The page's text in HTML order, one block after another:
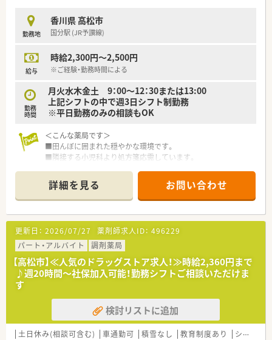
【こんな取り組みをしています】
■子育て支援の取り組みを徹底しており、仕事と家庭の両立を支
■従業員の働きやすさを追求し、提携する保育園や自社での託児
所運営などを通じて労働環境の改善を進めています。
理を効率化し、サービスの質向上に努めています。
勤務地
香川県 高松市
国分駅 (JR予讃線)
給与
時給2,300円～2,500円
※ご経験・勤務時間による
勤務
時間
月火水木金土 9：00～12：30または13:00
上記シフトの中で週3日シフト制勤務
※平日勤務のみの相談もOK
＜こんな薬局です＞
■田んぼに囲まれた穏やかな環境です。
■隣接する小児科より処方箋応需しています。
利な立地です。
＜業務内容＞
■処方箋による調剤業務、服薬指導、薬剤情報の提供など
■小児科応需。応需処方箋枚数は約38枚/日、午前中は20名程度
の来局です。
＜研修制度＞
■現場の先輩薬剤師より指導を受けて頂きます。
■香川県内で1店舗展開している調剤薬局です。地域密着型のチ
ェーン薬局から独立した店舗となっており、新しい法人でありな
がら地域の方との交流はしっかりとある薬局です。
■現状香川県に1店舗のみである為、異動等はございません。
詳細を見る お問い合わせ
更新日： 2026/07/27 薬剤師求人ID： 496229
パート・アルバイト
調剤薬局
【高松市】≪人気のドラッグストア求人！≫時給2,360円まで
♪週20時間～社保加入可能！勤務シフトご相談いただけま
す
検討リストに追加
土日休み(相談可含む) 車通勤可 積雪なし 教育制度あり シフト制